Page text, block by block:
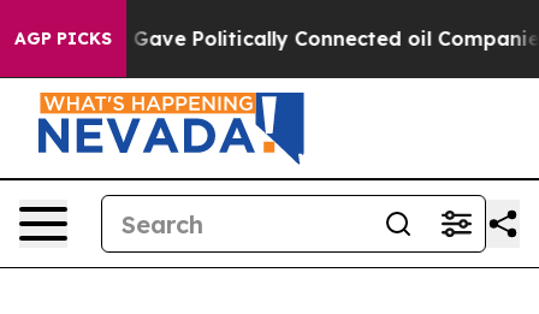
AGP PICKSGave Politically Connected oil Companies —